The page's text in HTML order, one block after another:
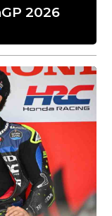
2026